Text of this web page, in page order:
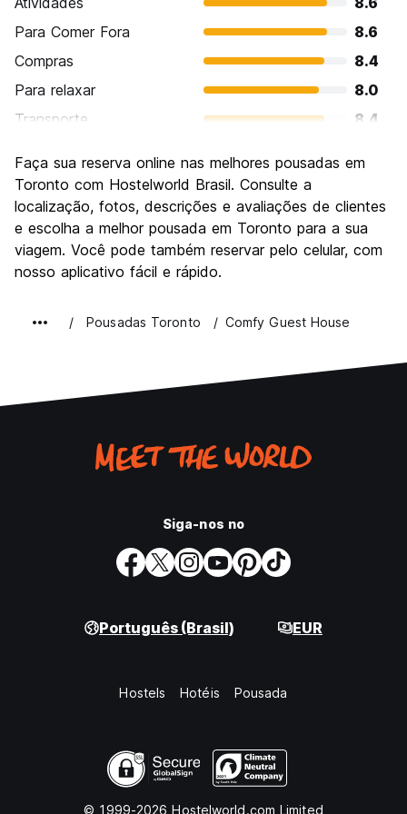
Para Comer Fora
8.6
Compras
8.4
Para relaxar
8.0
Transporte
8.4
Cultura
Festas / vida noturna
8.1
Custo-beneficio
7.2
Faça sua reserva online nas melhores pousadas em
Toronto com Hostelworld Brasil. Consulte a
localização, fotos, descrições e avaliações de clientes
e escolha a melhor pousada em Toronto para a sua
viagem. Você pode também reservar pelo celular, com
nosso aplicativo fácil e rápido.
Pousadas Toronto Comfy Guest House
Siga-nos no
Português (Brasil) EUR
Hostels Hotéis Pousada
© 1999-2026 Hostelworld.com Limited